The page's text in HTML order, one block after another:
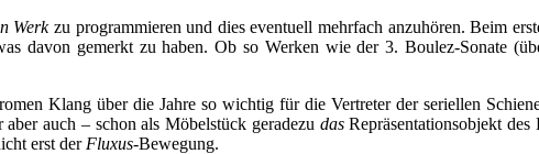
Werkzu programmieren und dies eventuell mehrfach anzuhören. Beim
davon gemerkt zu haben. Ob so Werken wie der 3. Boulez-Sonate
Klang über die Jahre so wichtig für die Vertreter der seriellen
auch – schon als Möbelstück geradezu dasRepräsentationsobjekt des
erst der Fluxus-Bewegung.